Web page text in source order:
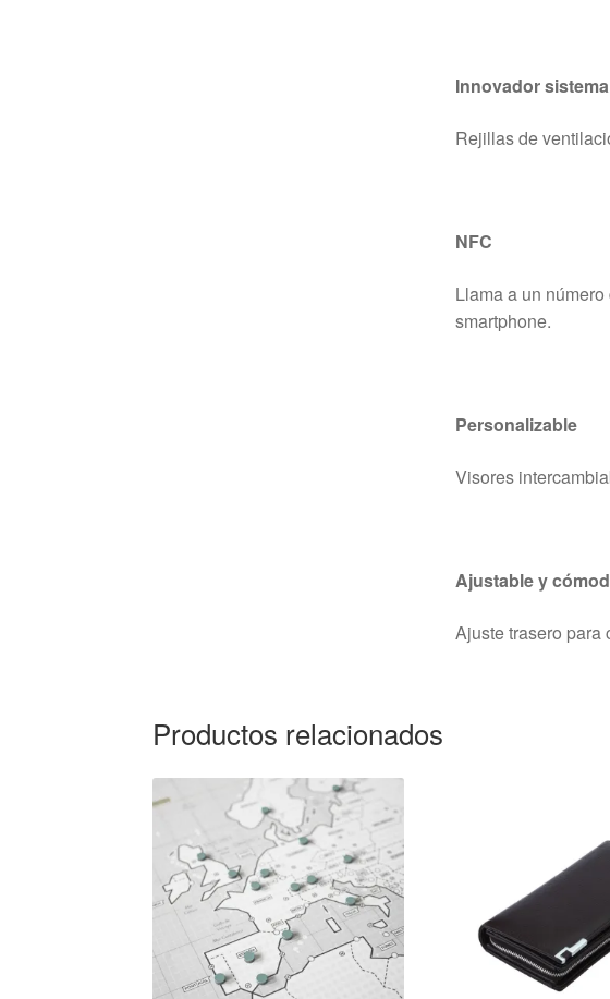
Innovador
Rejillas de
NFC
Llama a un
smartphone.
Personalizable
Visores
Ajustable y
Ajuste trasero para
Productos relacionados